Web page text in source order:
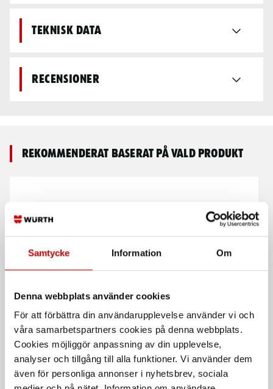
Samtycke Information Om
Denna webbplats använder cookies
För att förbättra din användarupplevelse använder vi och
våra samarbetspartners cookies på denna webbplats.
Cookies möjliggör anpassning av din upplevelse,
analyser och tillgång till alla funktioner. Vi använder dem
även för personliga annonser i nyhetsbrev, sociala
Teknisk data
Recensioner
Rekommenderat baserat på vald produkt
Klädseltvätt SEG 10
Compact
Våt- och torrdammsugare
SL 32 mm Bi-metall 5-pack
5-pack. Starlock-fäste till
multicutter